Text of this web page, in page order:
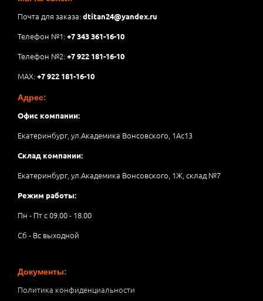
Почта для заказа:dtitan24@yandex.ru
Телефон №1:+7 343 361-16-10
Телефон №2:+7 922 181-16-10
MAX:+7 922 181-16-10
Адрес:
Офис компании:
Екатеринбург, ул.Академика Вонсовского, 1Аc13
Склад компании:
Екатеринбург, ул.Академика Вонсовского, 1Ж, склад №7
Режим работы:
Пн - Пт с 09.00 - 18.00
Сб - Вс выходной
Документы:
Политика конфиденциальности